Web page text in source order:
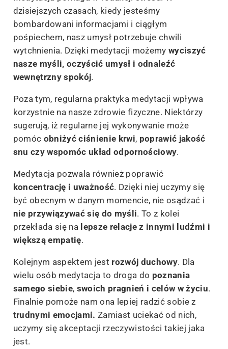
dzisiejszych czasach, kiedy jesteśmy
bombardowani informacjami i ciągłym
pośpiechem, nasz umysł potrzebuje chwili
wytchnienia. Dzięki medytacji możemywyciszyć
nasze myśli, oczyścić umysł i odnaleźć
wewnętrzny spokój.
Poza tym, regularna praktyka medytacji wpływa
korzystnie na nasze zdrowie fizyczne. Niektórzy
sugerują, iż regularne jej wykonywanie może
pomóc obniżyć ciśnienie krwi, poprawić jakość
snu czy wspomóc układ odpornościowy.
Medytacja pozwala również poprawić
koncentrację i uważność. Dzięki niej uczymy się
być obecnym w danym momencie, nie osądzać i
nie przywiązywać się do myśli. To z kolei
przekłada się na lepsze relacje z innymi ludźmi i
większą empatię.
Kolejnym aspektem jest rozwój duchowy. Dla
wielu osób medytacja to droga do poznania
samego siebie, swoich pragnień i celów w życiu.
Finalnie pomoże nam ona lepiej radzić sobie z
trudnymi emocjami. Zamiast uciekać od nich,
uczymy się akceptacji rzeczywistości takiej jaka
jest.